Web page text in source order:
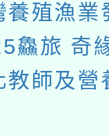
養殖漁業
鱻旅 奇
教師及營